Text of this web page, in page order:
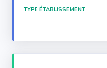
TYPE ÉTABLISSEMENT